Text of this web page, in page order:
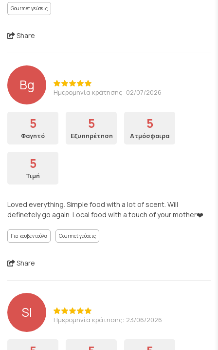
Gourmet γεύσεις
Share
Bg Ημερομηνία κράτησης: 02/07/2026
5
Φαγητό
5
Εξυπηρέτηση
5
Ατμόσφαιρα
5
Τιμή
Loved everything. Simple food with a lot of scent. Will
definetely go again. Local food with a touch of your mother❤️
Για κουβεντούλα Gourmet γεύσεις
Share
SI Ημερομηνία κράτησης: 23/06/2026